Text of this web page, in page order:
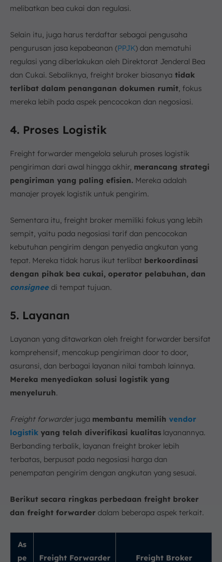
melibatkan bea cukai dan regulasi.
Selain itu, juga harus terdaftar sebagai pengusaha
pengurusan jasa kepabeanan (PPJK) dan mematuhi
regulasi yang diberlakukan oleh Direktorat Jenderal Bea
dan Cukai. Sebaliknya, freight broker biasanya tidak
terlibat dalam penanganan dokumen rumit, fokus
mereka lebih pada aspek pencocokan dan negosiasi.
4. Proses Logistik
Freight forwarder mengelola seluruh proses logistik
pengiriman dari awal hingga akhir, merancang strategi
pengiriman yang paling efisien. Mereka adalah
manajer proyek logistik untuk pengirim.
Sementara itu, freight broker memiliki fokus yang lebih
sempit, yaitu pada negosiasi tarif dan pencocokan
kebutuhan pengirim dengan penyedia angkutan yang
tepat. Mereka tidak harus ikut terlibat berkoordinasi
dengan pihak bea cukai, operator pelabuhan, dan
consignee di tempat tujuan.
5. Layanan
Layanan yang ditawarkan oleh freight forwarder bersifat
komprehensif, mencakup pengiriman door to door,
asuransi, dan berbagai layanan nilai tambah lainnya.
Mereka menyediakan solusi logistik yang
menyeluruh.
Freight forwarderjuga membantu memilih vendor
logistik yang telah diverifikasi kualitas layanannya.
Berbanding terbalik, layanan freight broker lebih
terbatas, berpusat pada negosiasi harga dan
penempatan pengirim dengan angkutan yang sesuai.
Berikut secara ringkas perbedaan freight broker
dan freight forwarder dalam beberapa aspek terkait.
As
pe
Freight Forwarder Freight Broker